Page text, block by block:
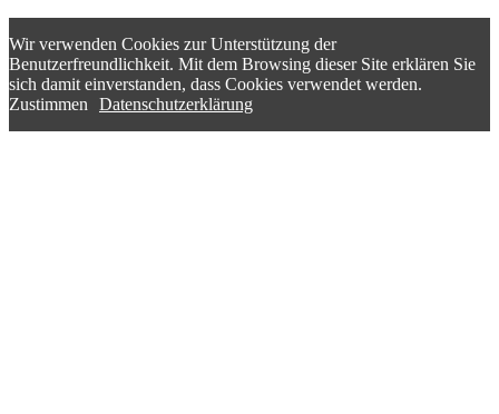
Wir verwenden Cookies zur Unterstützung der
Benutzerfreundlichkeit. Mit dem Browsing dieser Site erklären Sie
sich damit einverstanden, dass Cookies verwendet werden.
Zustimmen
Datenschutzerklärung